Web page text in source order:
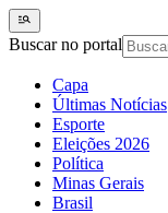
Buscar no portal
Capa
Últimas Notícias
Esporte
Eleições 2026
Política
Minas Gerais
Brasil